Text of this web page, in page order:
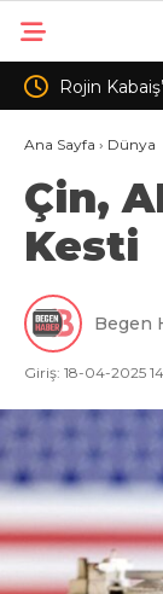
olduğu
Ana Sayfa › Dünya
Çin,
Kesti
Begen
Giriş: 18-04-2025